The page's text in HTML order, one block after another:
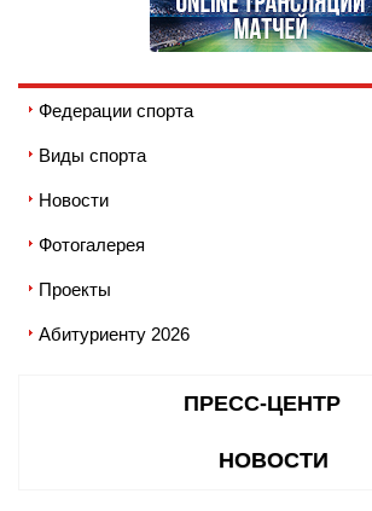
Федерации спорта
Виды спорта
Новости
Фотогалерея
Проекты
Абитуриенту 2026
ПРЕСС-ЦЕНТР
НОВОСТИ